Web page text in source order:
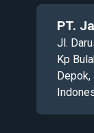
PT.
Jl.
Kp
Depok,